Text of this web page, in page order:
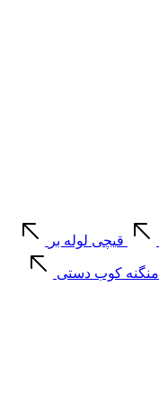
قیچی لوله بر
منگنه کوب دستی